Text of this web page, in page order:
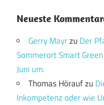
Neueste
Gerry Mayrzu Der
Sommerort Smart
Juni um.
Thomas Höraufzu
Inkompetenz oder wie